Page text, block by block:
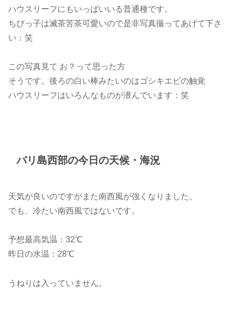
ハウスリーフにもいっぱいいる普通種です。
ちびっ子は滅茶苦茶可愛いので是非写真撮ってあげて下さ
い：笑
この写真見て お？って思った方
そうです。後ろの白い棒みたいのはゴシキエビの触覚
ハウスリーフはいろんなものが潜んでいます：笑
バリ島西部の今日の天候・海況
天気が良いのですがまた南西風が強くなりました。
でも、冷たい南西風ではないです。
予想最高気温：32℃
昨日の水温：28℃
うねりは入っていません。